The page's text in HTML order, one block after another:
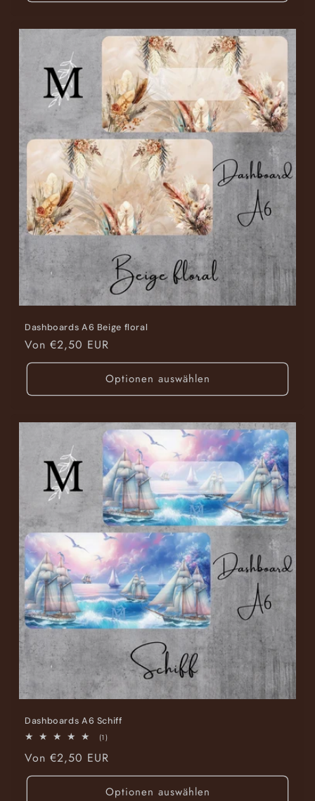
Dashboards A6 Beige floral
Normaler
Preis
Von €2,50 EUR
Optionen auswählen
Dashboards A6 Schiff
(1)1
insgesamt
Normaler
Preis
Von €2,50 EUR
Optionen auswählen